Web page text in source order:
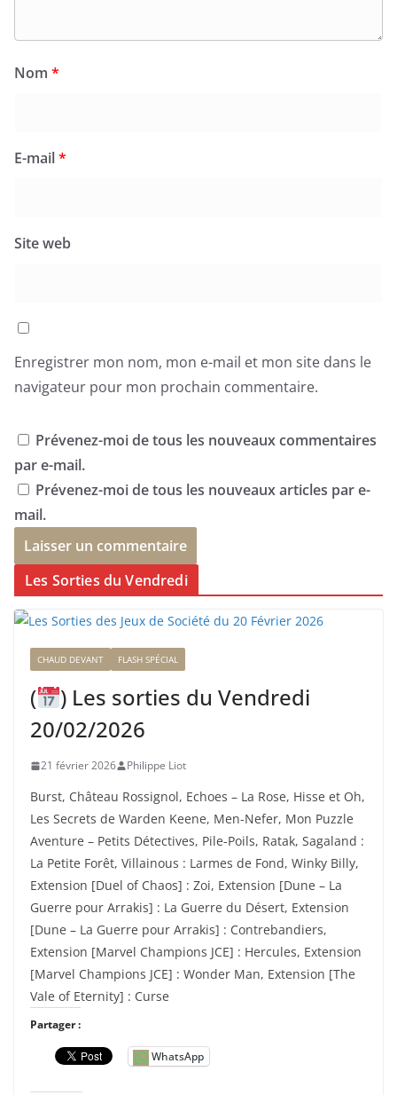
Nom *
E-mail*
Site web
Enregistrer mon nom, mon e-mail et mon site dans le
navigateur pour mon prochain commentaire.
Prévenez-moi de tous les nouveaux commentaires
par e-mail.
Prévenez-moi de tous les nouveaux articles par e-
mail.
Les Sorties du Vendredi
CHAUD DEVANT FLASH SPÉCIAL
(
) Les sorties du Vendredi
20/02/2026
21 février 2026 Philippe Liot
Burst, Château Rossignol, Echoes – La Rose, Hisse et Oh,
Les Secrets de Warden Keene, Men-Nefer, Mon Puzzle
Aventure – Petits Détectives, Pile-Poils, Ratak, Sagaland :
La Petite Forêt, Villainous : Larmes de Fond, Winky Billy,
Extension [Duel of Chaos] : Zoi, Extension [Dune – La
Guerre pour Arrakis] : La Guerre du Désert, Extension
[Dune – La Guerre pour Arrakis] : Contrebandiers,
Extension [Marvel Champions JCE] : Hercules, Extension
[Marvel Champions JCE] : Wonder Man, Extension [The
Vale of Eternity] : Curse
Partager :
WhatsApp